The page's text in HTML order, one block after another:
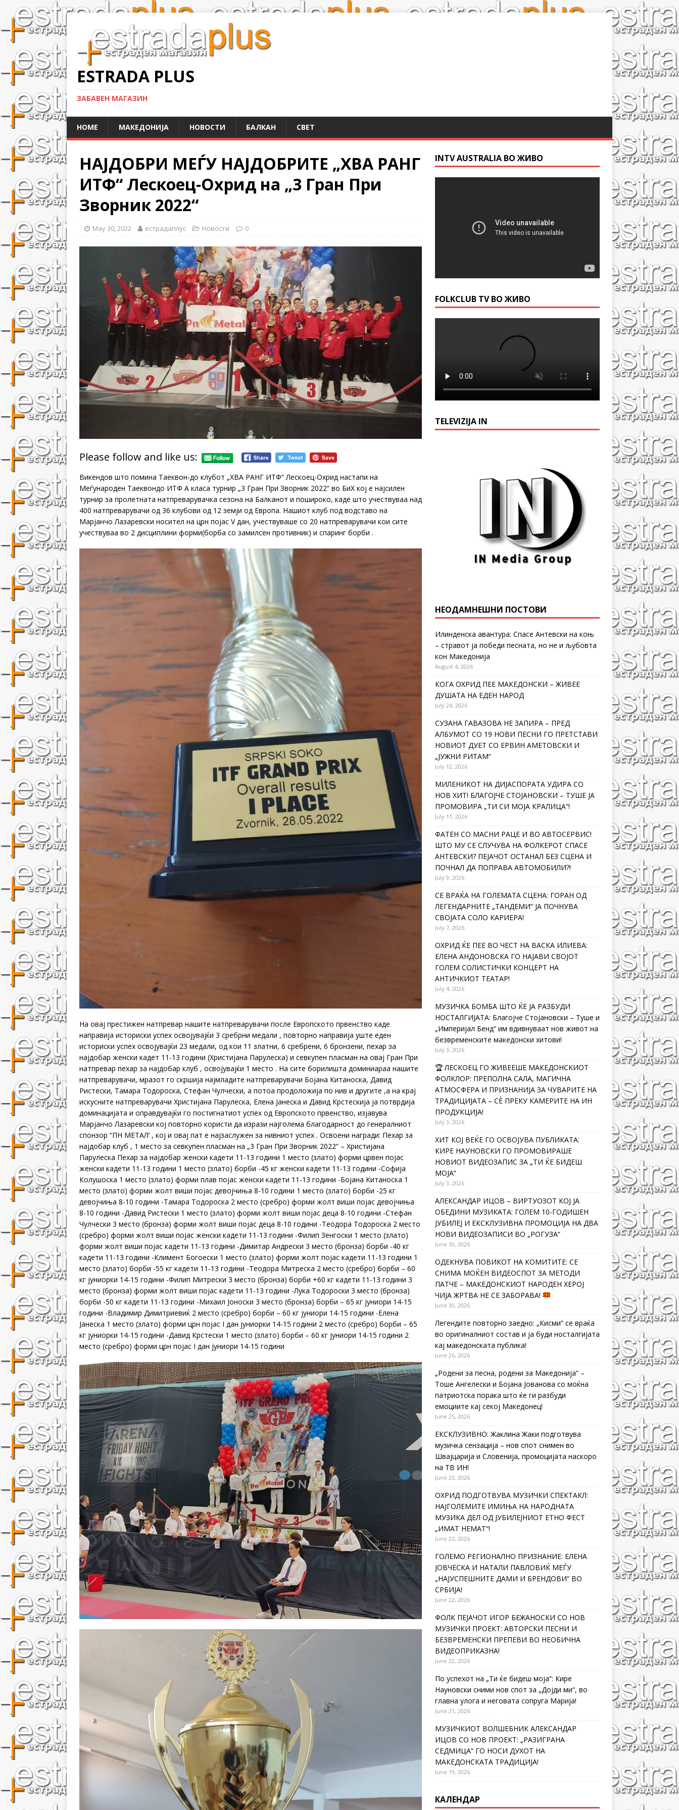
ESTRADA PLUS
ЗАБАВЕН МАГАЗИН
HOME МАКЕДОНИЈА НОВОСТИ БАЛКАН СВЕТ
НАЈДОБРИ МЕЃУ НАЈДОБРИТЕ „ХВА РАНГ
ИТФ“ Лескоец-Охрид на „3 Гран При
Зворник 2022“
May 30, 2022 естрадаплус Новости 0
Please follow and like us:
Викендов што помина Таеквон-до клубот „ХВА РАНГ ИТФ“ Лескоец-Охрид настапи на
Меѓународен Таеквондо ИТФ А класа турнир „3 Гран При Зворник 2022“ во БиХ кој е најсилен
турнир за пролетната натпреварувачка сезона на Балканот и пошироко, каде што учествуваа над
400 натпреварувачи од 36 клубови од 12 земји од Европа. Нашиот клуб под водставо на
Марјанчо Лазаревски носител на црн појас V дан, учествуваше со 20 натпреварувачи кои сите
учествуваа во 2 дисциплини форми(борба со замилсен противник) и спаринг борби .
На овај престижен натпревар нашите натпреварувачи после Европското првенство каде
направија историски успех освојувајќи 3 сребрни медали , повторно направија уште еден
историски успех освојувајќи 23 медали, од кои 11 златни, 6 сребрени, 6 бронзени, пехар за
најдобар женски кадет 11-13 години (Христијана Парулеска) и севкупен пласман на овај Гран При
натпревар пехар за најдобар клуб , освојувајќи 1 место . На сите борилишта доминиараа нашите
натпреварувачи, мразот го скршија најмладите натпреварувачи Бојана Китаноска, Давид
Ристески, Тамара Тодороска, Стефан Чулчески, а потоа продоложија по нив и другите ,а на крај
искусните натпреварувачи Христијана Парулеска, Елена Јанеска и Давид Крстескија ја потврдија
доминацијата и оправдувајќи го постигнатиот успех од Европското првенство, изјавува
Марјанчо Лазаревски кој повторно користи да изрази најголема благодарност до генералниот
спонзор “ПН МЕТАЛ’ , кој и овај пат е најзаслужен за нивниот успех . Освоени награди: Пехар за
најдобар клуб , 1 место за севкупен пласман на „3 Гран При Зворник 2022“ – Христијана
Парулеска Пехар за најдобар женски кадети 11-13 години 1 место (злато) форми црвен појас
женски кадети 11-13 години 1 место (злато) борби -45 кг женски кадети 11-13 години -Софија
Колушоска 1 место (злато) форми плав појас женски кадети 11-13 години -Бојана Китаноска 1
место (злато) форми жолт виши појас девојчиња 8-10 години 1 место (злато) борби -25 кг
девојчиња 8-10 години -Тамара Тодороска 2 место (сребро) форми жолт виши појас девојчиња
8-10 години -Давид Ристески 1 место (злато) форми жолт виши појас деца 8-10 години -Стефан
Чулчески 3 место (бронза) форми жолт виши појас деца 8-10 години -Теодора Тодороска 2 место
(сребро) форми жолт виши појас женски кадети 11-13 години -Филип Зенгоски 1 место (злато)
форми жолт виши појас кадети 11-13 години -Димитар Андрески 3 место (бронза) борби -40 кг
кадети 11-13 години -Климент Богоески 1 место (злато) форми жолт појас кадети 11-13 години 1
место (злато) борби -55 кг кадети 11-13 години -Теодора Митреска 2 место (сребро) борби – 60
кг јуниорки 14-15 години -Филип Митрески 3 место (бронза) борби +60 кг кадети 11-13 години 3
место (бронза) форми жолт виши појас кадети 11-13 години -Лука Тодороски 3 место (бронза)
борби -50 кг кадети 11-13 години -Михаил Јоноски 3 место (бронза) борби – 65 кг јуниори 14-15
години -Владимир Димитриевиќ 2 место (сребро) борби – 60 кг јуниори 14-15 години -Елена
Јанеска 1 место (злато) форми црн појас I дан јуниорки 14-15 години 2 место (сребро) борби – 65
кг јуниорки 14-15 години -Давид Крстески 1 место (злато) борби – 60 кг јуниори 14-15 години 2
место (сребро) форми црн појас I дан јуниори 14-15 години
INTV AUSTRALIA ВО ЖИВО
FOLKCLUB TV ВО ЖИВО
TELEVIZIJA IN
НЕОДАМНЕШНИ ПОСТОВИ
Илинденска авантура: Спасе Антевски на коњ
– стравот ја победи песната, но не и љубовта
кон Македонија
August 4, 2026
КОГА ОХРИД ПЕЕ МАКЕДОНСКИ – ЖИВЕЕ
ДУШАТА НА ЕДЕН НАРОД
July 24, 2026
СУЗАНА ГАВАЗОВА НЕ ЗАПИРА – ПРЕД
АЛБУМОТ СО 19 НОВИ ПЕСНИ ГО ПРЕТСТАВИ
НОВИОТ ДУЕТ СО ЕРВИН АМЕТОВСКИ И
„ЈУЖНИ РИТАМ“
July 12, 2026
МИЛЕНИКОТ НА ДИЈАСПОРАТА УДИРА СО
НОВ ХИТ! БЛАГОЈЧЕ СТОЈАНОВСКИ – ТУШЕ ЈА
ПРОМОВИРА „ТИ СИ МОЈА КРАЛИЦА“!
July 11, 2026
ФАТЕН СО МАСНИ РАЦЕ И ВО АВТОСЕРВИС!
ШТО МУ СЕ СЛУЧУВА НА ФОЛКЕРОТ СПАСЕ
АНТЕВСКИ? ПЕЈАЧОТ ОСТАНАЛ БЕЗ СЦЕНА И
ПОЧНАЛ ДА ПОПРАВА АВТОМОБИЛИ?!
July 9, 2026
СЕ ВРАЌА НА ГОЛЕМАТА СЦЕНА: ГОРАН ОД
ЛЕГЕНДАРНИТЕ „ТАНДЕМИ“ ЈА ПОЧНУВА
СВОЈАТА СОЛО КАРИЕРА!
July 7, 2026
ОХРИД ЌЕ ПЕЕ ВО ЧЕСТ НА ВАСКА ИЛИЕВА:
ЕЛЕНА АНДОНОВСКА ГО НАЈАВИ СВОЈОТ
ГОЛЕМ СОЛИСТИЧКИ КОНЦЕРТ НА
АНТИЧКИОТ ТЕАТАР!
July 4, 2026
МУЗИЧКА БОМБА ШТО ЌЕ ЈА РАЗБУДИ
НОСТАЛГИЈАТА: Благојче Стојановски – Туше и
„Империјал Бенд“ им вдивнуваат нов живот на
безвременските македонски хитови!
July 3, 2026
🏆 ЛЕСКОЕЦ ГО ЖИВЕЕШЕ МАКЕДОНСКИОТ
ФОЛКЛОР: ПРЕПОЛНА САЛА, МАГИЧНА
АТМОСФЕРА И ПРИЗНАНИЈА ЗА ЧУВАРИТЕ НА
ТРАДИЦИЈАТА – СÈ ПРЕКУ КАМЕРИТЕ НА ИН
ПРОДУКЦИЈА!
July 3, 2026
ХИТ КОЈ ВЕЌЕ ГО ОСВОЈУВА ПУБЛИКАТА:
КИРЕ НАУНОВСКИ ГО ПРОМОВИРАШЕ
НОВИОТ ВИДЕОЗАПИС ЗА „ТИ ЌЕ БИДЕШ
МОЈА“
July 3, 2026
АЛЕКСАНДАР ИЦОВ – ВИРТУОЗОТ КОЈ ЈА
ОБЕДИНИ МУЗИКАТА: ГОЛЕМ 10-ГОДИШЕН
ЈУБИЛЕЈ И ЕКСКЛУЗИВНА ПРОМОЦИЈА НА ДВА
НОВИ ВИДЕОЗАПИСИ ВО „РОГУЗА“
June 30, 2026
ОДЕКНУВА ПОВИКОТ НА КОМИТИТЕ: СЕ
СНИМА МОЌЕН ВИДЕОСПОТ ЗА МЕТОДИ
ПАТЧЕ – МАКЕДОНСКИОТ НАРОДЕН ХЕРОЈ
ЧИЈА ЖРТВА НЕ СЕ ЗАБОРАВА!
June 30, 2026
Легендите повторно заедно: „Кисми“ се враќа
во оригиналниот состав и ја буди носталгијата
кај македонската публика!
June 26, 2026
„Родени за песна, родени за Македонија“ –
Тоше Ангелески и Бојана Јованова со моќна
патриотска порака што ќе ги разбуди
емоциите кај секој Македонец!
June 25, 2026
ЕКСКЛУЗИВНО: Жаклина Жаки подготвува
музичка сензација – нов спот снимен во
Швајцарија и Словенија, промоцијата наскоро
на ТВ ИН!
June 23, 2026
ОХРИД ПОДГОТВУВА МУЗИЧКИ СПЕКТАКЛ:
НАЈГОЛЕМИТЕ ИМИЊА НА НАРОДНАТА
МУЗИКА ДЕЛ ОД ЈУБИЛЕЈНИОТ ЕТНО ФЕСТ
„ИМАТ НЕМАТ“!
June 23, 2026
ГОЛЕМО РЕГИОНАЛНО ПРИЗНАНИЕ: ЕЛЕНА
ЈОВЧЕСКА И НАТАЛИ ПАВЛОВИЌ МЕЃУ
„НАЈУСПЕШНИТЕ ДАМИ И БРЕНДОВИ“ ВО
СРБИЈА!
June 22, 2026
ФОЛК ПЕЈАЧОТ ИГОР БЕЖАНОСКИ СО НОВ
МУЗИЧКИ ПРОЕКТ: АВТОРСКИ ПЕСНИ И
БЕЗВРЕМЕНСКИ ПРЕПЕВИ ВО НЕОБИЧНА
ВИДЕОПРИКАЗНА!
June 22, 2026
По успехот на „Ти ќе бидеш моја“: Кире
Науновски сними нов спот за „Дојди ми“, во
главна улога и неговата сопруга Марија!
June 21, 2026
МУЗИЧКИОТ ВОЛШЕБНИК АЛЕКСАНДАР
ИЦОВ СО НОВ ПРОЕКТ: „РАЗИГРАНА
СЕДМИЦА“ ГО НОСИ ДУХОТ НА
МАКЕДОНСКАТА ТРАДИЦИЈА!
June 19, 2026
КАЛЕНДАР